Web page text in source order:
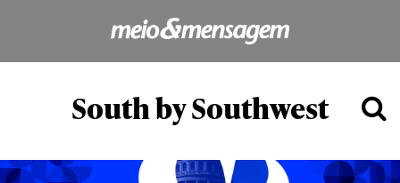
South by Southwest